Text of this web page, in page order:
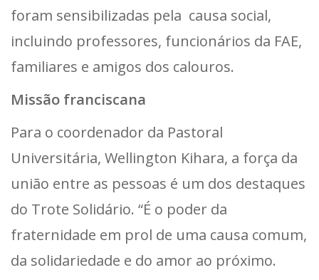
foram sensibilizadas pela causa social,
incluindo professores, funcionários da FAE,
familiares e amigos dos calouros.
Missão franciscana
Para o coordenador da Pastoral
Universitária, Wellington Kihara, a força da
união entre as pessoas é um dos destaques
do Trote Solidário. “É o poder da
fraternidade em prol de uma causa comum,
da solidariedade e do amor ao próximo.